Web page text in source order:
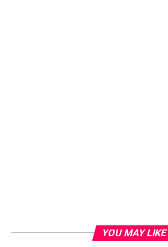
YOU MAY LIKE